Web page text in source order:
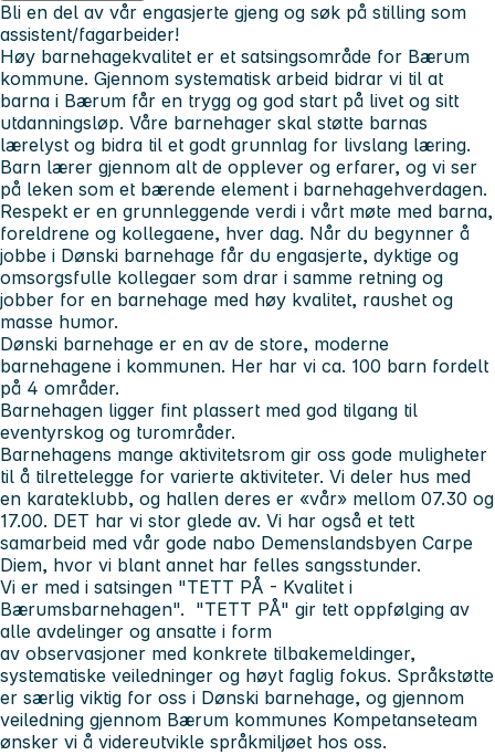
Bli en del av vår engasjerte gjeng og søk på stilling som
assistent/fagarbeider!
Høy barnehagekvalitet er et satsingsområde for Bærum
kommune. Gjennom systematisk arbeid bidrar vi til at
barna i Bærum får en trygg og god start på livet og sitt
utdanningsløp. Våre barnehager skal støtte barnas
lærelyst og bidra til et godt grunnlag for livslang læring.
Barn lærer gjennom alt de opplever og erfarer, og vi ser
på leken som et bærende element i barnehagehverdagen.
Respekt er en grunnleggende verdi i vårt møte med barna,
foreldrene og kollegaene, hver dag. Når du begynner å
jobbe i Dønski barnehage får du engasjerte, dyktige og
omsorgsfulle kollegaer som drar i samme retning og
jobber for en barnehage med høy kvalitet, raushet og
masse humor.
Dønski barnehage er en av de store, moderne
barnehagene i kommunen. Her har vi ca. 100 barn fordelt
på 4 områder.
Barnehagen ligger fint plassert med god tilgang til
eventyrskog og turområder.
Barnehagens mange aktivitetsrom gir oss gode muligheter
til å tilrettelegge for varierte aktiviteter. Vi deler hus med
en karateklubb, og hallen deres er «vår» mellom 07.30 og
17.00. DET har vi stor glede av. Vi har også et tett
samarbeid med vår gode nabo Demenslandsbyen Carpe
Diem, hvor vi blant annet har felles sangsstunder.
Vi er med i satsingen "TETT PÅ - Kvalitet i
Bærumsbarnehagen". "TETT PÅ" gir tett oppfølging av
alle avdelinger og ansatte i form
av observasjoner med konkrete tilbakemeldinger,
systematiske veiledninger og høyt faglig fokus. Språkstøtte
er særlig viktig for oss i Dønski barnehage, og gjennom
veiledning gjennom Bærum kommunes Kompetanseteam
ønsker vi å videreutvikle språkmiljøet hos oss.